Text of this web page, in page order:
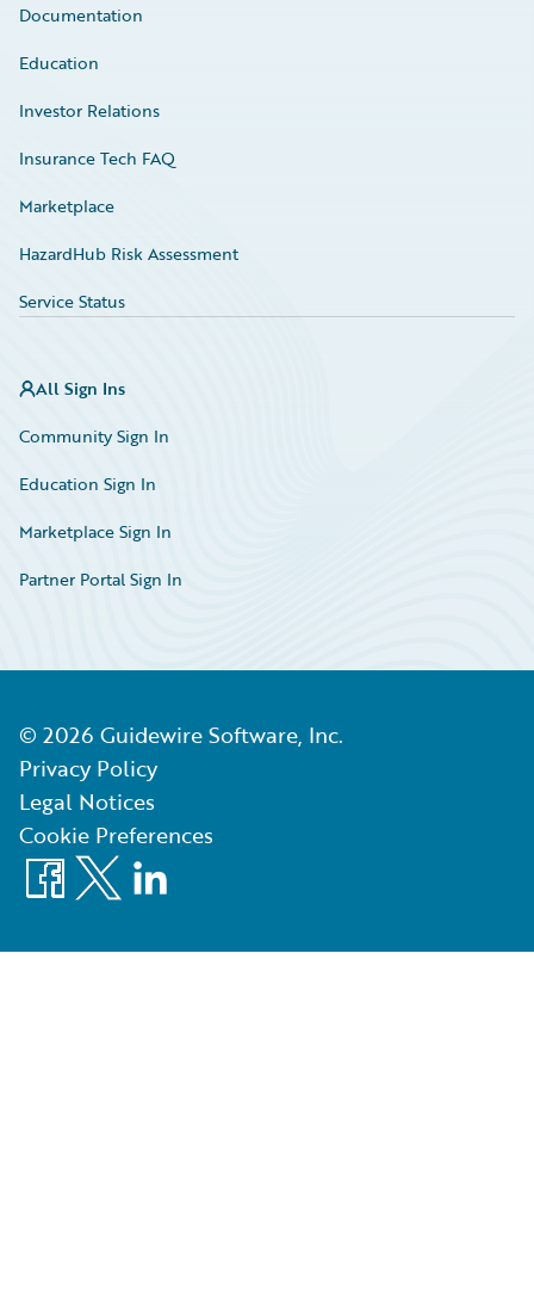
Documentation
Education
Investor Relations
Insurance Tech FAQ
Marketplace
HazardHub Risk Assessment
Service Status
All Sign Ins
Community Sign In
Education Sign In
Marketplace Sign In
Partner Portal Sign In
© 2026 Guidewire Software, Inc.
Privacy Policy
Legal Notices
Cookie Preferences
Facebook
X LinkedIn